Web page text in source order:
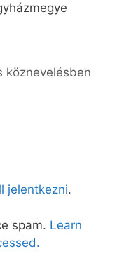
köznevelésben
jelentkezni.
spam. Learn